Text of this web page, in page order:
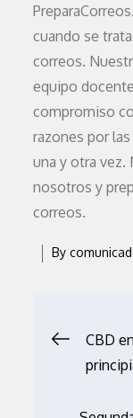
cuando se
correos.
equipo
compromiso
razones por
una y otra vez.
nosotros y
correos.
By
de
CBD